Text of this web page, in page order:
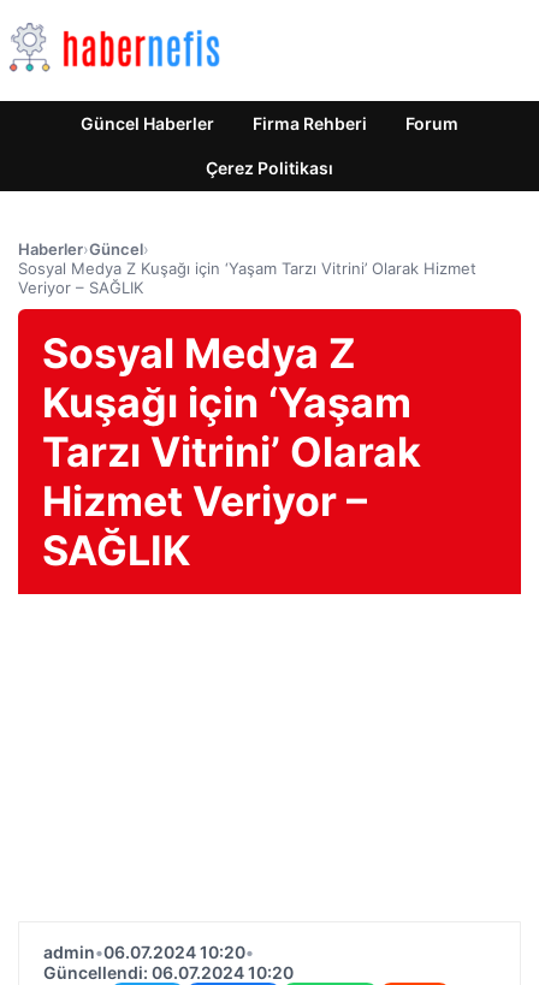
Güncel Haberler Firma Rehberi Forum
Çerez Politikası
Haberler›Güncel›
Sosyal Medya Z Kuşağı için ‘Yaşam Tarzı Vitrini’ Olarak Hizmet
Veriyor – SAĞLIK
Sosyal Medya Z
Kuşağı için ‘Yaşam
Tarzı Vitrini’ Olarak
Hizmet Veriyor –
SAĞLIK
admin•06.07.2024 10:20•
Güncellendi: 06.07.2024 10:20